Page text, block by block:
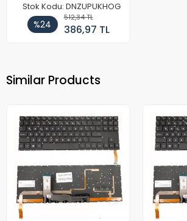
Stok Kodu: DNZUPUKHOG
%24
512,34 TL
386,97 TL
Similar Products